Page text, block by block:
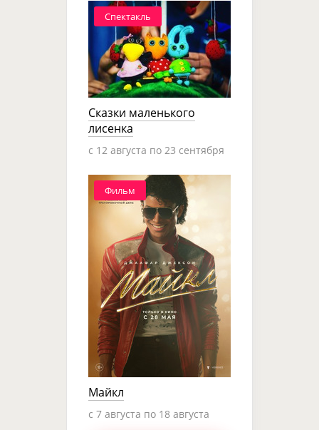
Спектакль
Сказки маленького
лисенка
c 12 августа по 23 сентября
Фильм
Майкл
c 7 августа по 18 августа